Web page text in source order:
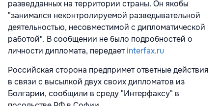
разведданных на территории страны. Он якобы
"занимался неконтролируемой разведывательной
деятельностью, несовместимой с дипломатической
работой". В сообщении не было подробностей о
личности дипломата, передаетinterfax.ru
Российская сторона предпримет ответные действия
в связи с высылкой двух своих дипломатов из
Болгарии, сообщили в среду "Интерфаксу" в